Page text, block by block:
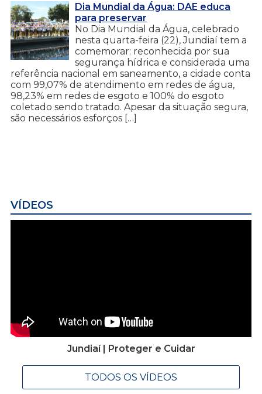
Dia Mundial da Água: DAE educa
para preservar
No Dia Mundial da Água, celebrado
nesta quarta-feira (22), Jundiaí tem a
comemorar: reconhecida por sua
segurança hídrica e considerada uma
referência nacional em saneamento, a cidade conta
com 99,07% de atendimento em redes de água,
98,23% em redes de esgoto e 100% do esgoto
coletado sendo tratado. Apesar da situação segura,
são necessários esforços […]
VÍDEOS
Jundiaí | Proteger e Cuidar
TODOS OS VÍDEOS